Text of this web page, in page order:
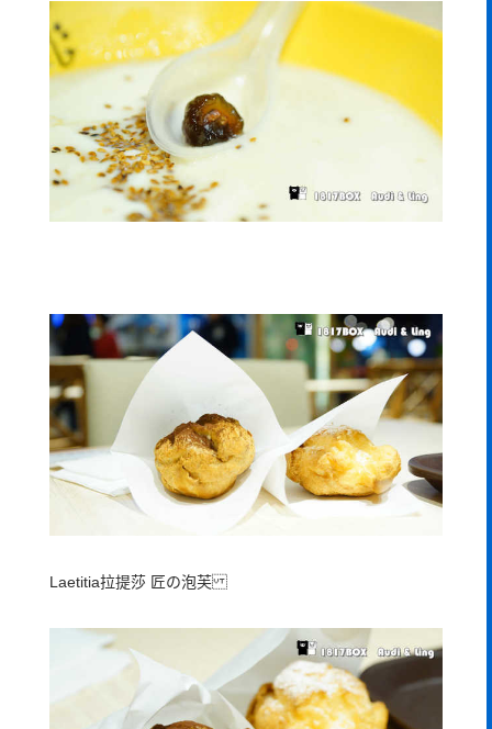
Laetitia拉提莎 匠の泡芙